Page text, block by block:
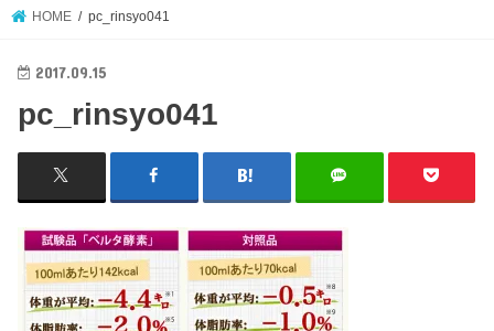
HOME pc_rinsyo041
2017.09.15
pc_rinsyo041